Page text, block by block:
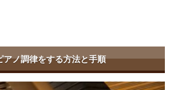
アノ調律をする方法と手順